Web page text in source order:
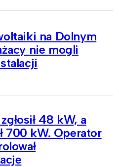
na Dolnym
nie mogli
48 kW, a
700 kW. Operator